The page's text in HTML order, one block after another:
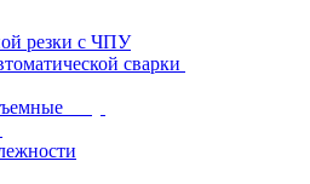
резки с ЧПУ
сварки